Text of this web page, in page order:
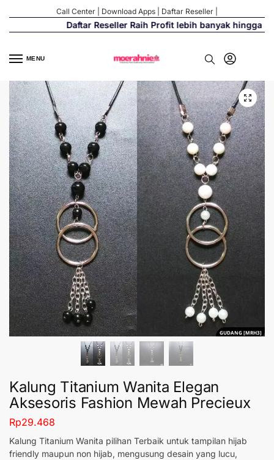
Call Center Download Apps Daftar Reseller
Daftar Reseller Raih Profit lebih banyak hingga
MENU
GUDANG [MRH3]
Kalung Titanium Wanita Elegan
Aksesoris Fashion Mewah Precieux
Rp29.468
Kalung Titanium Wanita pilihan Terbaik untuk tampilan hijab
friendly maupun non hijab, mengusung desain yang lucu,